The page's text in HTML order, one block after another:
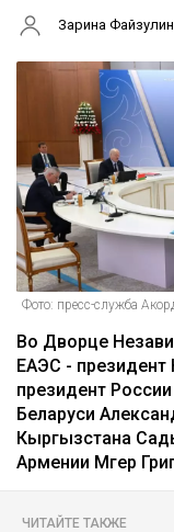
Зарина
Фото: пресс-служба
Во Дворце
ЕАЭС -
президент
Беларуси
Кыргызстана
Армении Мгер
ЧИТАЙТЕ ТАКЖЕ